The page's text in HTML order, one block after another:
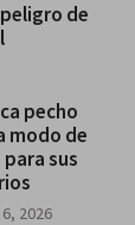
de
pecho
modo de
sus
2026